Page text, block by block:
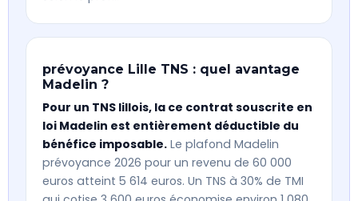
prévoyance Lille TNS : quel avantage
Madelin ?
Pour un TNS lillois, la ce contrat souscrite en
loi Madelin est entièrement déductible du
bénéfice imposable. Le plafond Madelin
prévoyance 2026 pour un revenu de 60 000
euros atteint 5 614 euros. Un TNS à 30% de TMI